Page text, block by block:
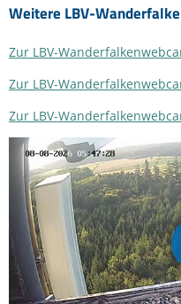
Weitere LBV-
Zur LBV-
Zur LBV-
Zur LBV-